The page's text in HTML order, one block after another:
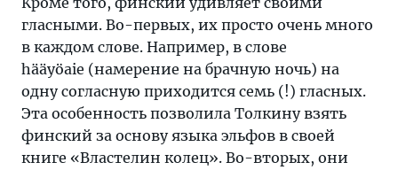
гласными. Во-первых, их просто очень много
в каждом слове. Например, в слове
hääyöaie (намерение на брачную ночь) на
одну согласную приходится семь (!) гласных.
Эта особенность позволила Толкину взять
финский за основу языка эльфов в своей
книге «Властелин колец». Во-вторых, они